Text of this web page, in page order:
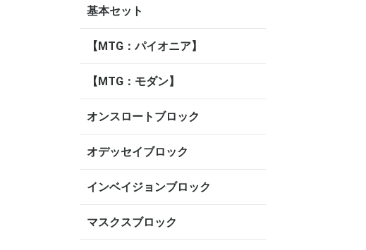
基本セット
【MTG：パイオニア】
【MTG：モダン】
オンスロートブロック
オデッセイブロック
インベイジョンブロック
マスクスブロック